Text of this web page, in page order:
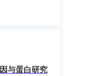
与蛋白研究